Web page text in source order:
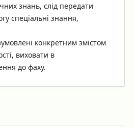
знань, слід передати
спеціальні знання,
конкретним змістом
виховати в
до фаху.